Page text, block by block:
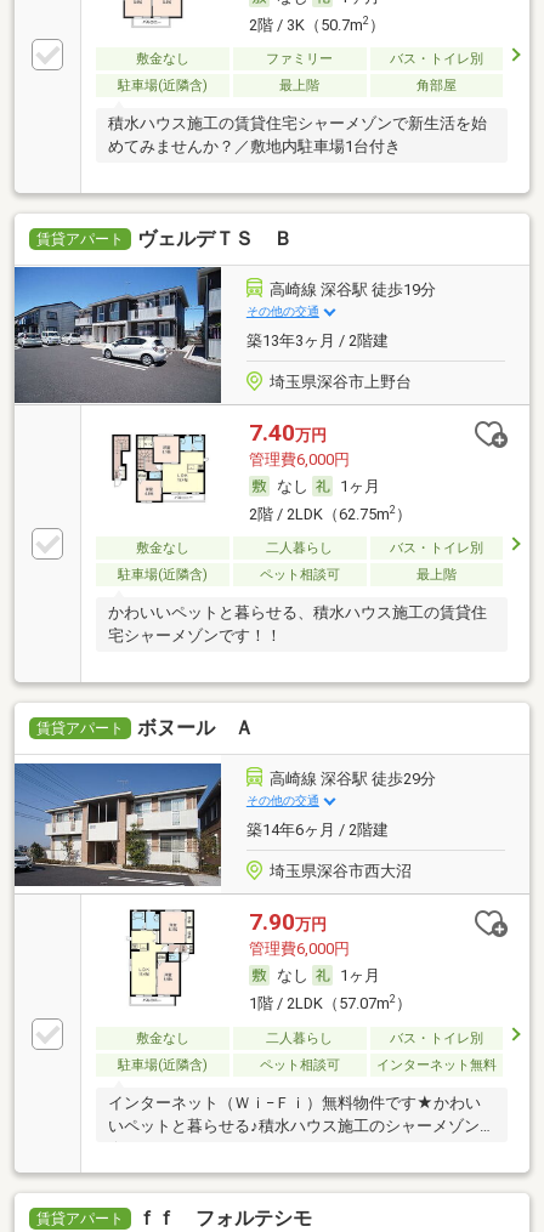
2階 / 3K（50.7m2）
敷金なし ファミリー
バス・トイレ別
駐車場(近隣含)
最上階 角部屋
積水ハウス施工の賃貸住宅シャーメゾンで新生活を始
めてみませんか？／敷地内駐車場1台付き
賃貸アパート ヴェルデＴＳ Ｂ
高崎線 深谷駅 徒歩19分
その他の交通
築13年3ヶ月 / 2階建
埼玉県深谷市上野台
7.40万円
管理費6,000円
なし
1ヶ月
2階 / 2LDK（62.75m2）
敷金なし 二人暮らし
バス・トイレ別
駐車場(近隣含)
ペット相談可 最上階
かわいいペットと暮らせる、積水ハウス施工の賃貸住
宅シャーメゾンです！！
賃貸アパート ボヌール Ａ
高崎線 深谷駅 徒歩29分
その他の交通
築14年6ヶ月 / 2階建
埼玉県深谷市西大沼
7.90万円
管理費6,000円
なし
1ヶ月
1階 / 2LDK（57.07m2）
敷金なし 二人暮らし
バス・トイレ別
駐車場(近隣含)
ペット相談可 インターネット無料
インターネット（Ｗｉ−Ｆｉ）無料物件です★かわい
いペットと暮らせる♪積水ハウス施工のシャーメゾン
★い
賃貸アパート ｆｆ フォルテシモ